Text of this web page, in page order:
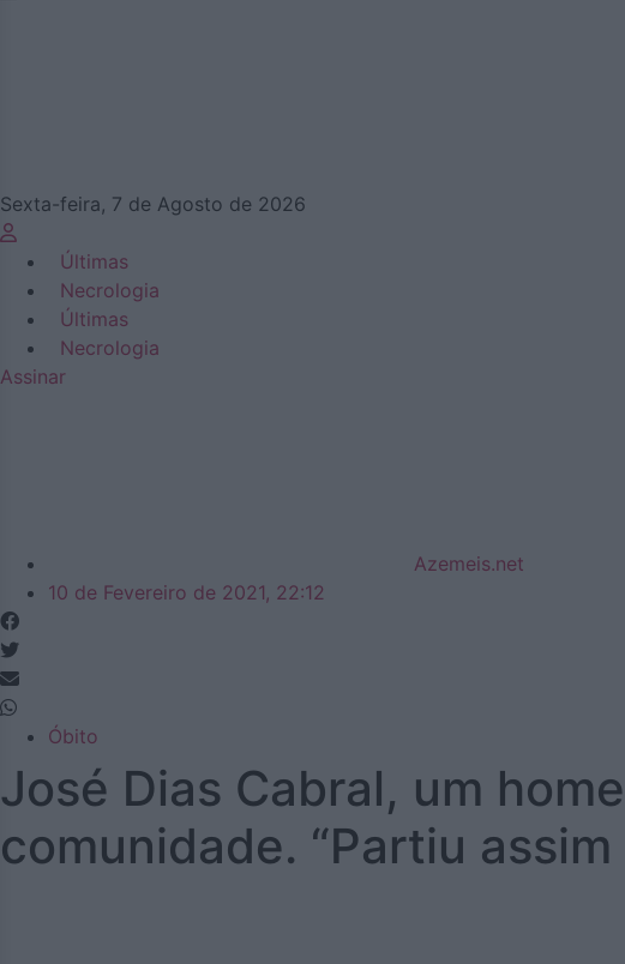
Sexta-feira, 7 de Agosto de 2026
Últimas
Necrologia
Últimas
Necrologia
Assinar
Azemeis.net
10 de Fevereiro de 2021, 22:12
Óbito
José Dias Cabral, um
comunidade. “Partiu